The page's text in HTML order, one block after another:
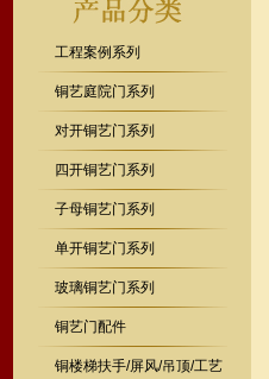
工程案例系列
铜艺庭院门系列
对开铜艺门系列
四开铜艺门系列
子母铜艺门系列
单开铜艺门系列
玻璃铜艺门系列
铜艺门配件
铜楼梯扶手/屏风/吊顶/工艺